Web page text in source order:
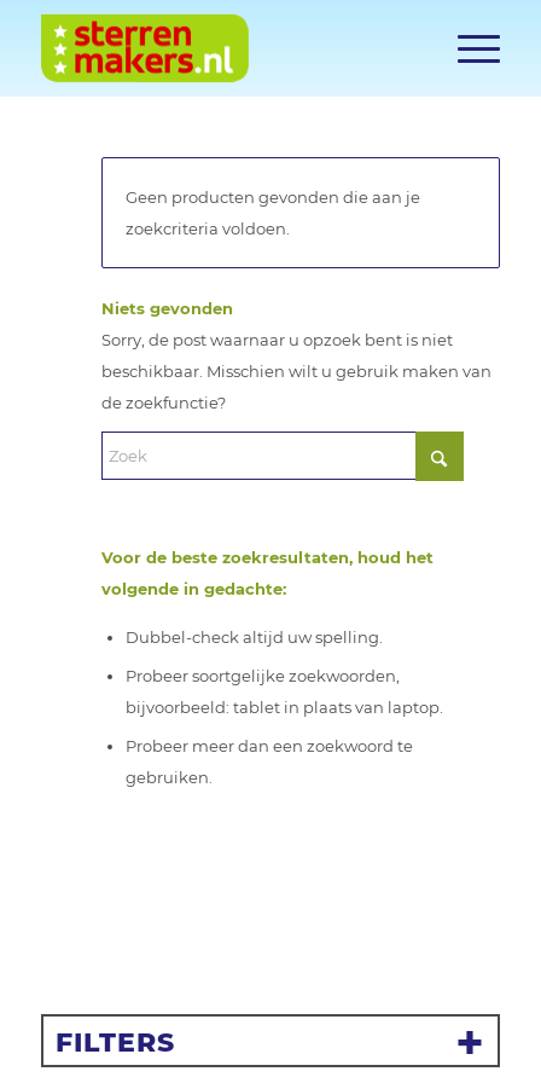
Geen producten gevonden die aan je
zoekcriteria voldoen.
Niets gevonden
Sorry, de post waarnaar u opzoek bent is niet
beschikbaar. Misschien wilt u gebruik maken van
de zoekfunctie?
Voor de beste zoekresultaten, houd het
volgende in gedachte:
Dubbel-check altijd uw spelling.
Probeer soortgelijke zoekwoorden,
bijvoorbeeld: tablet in plaats van laptop.
Probeer meer dan een zoekwoord te
gebruiken.
FILTERS